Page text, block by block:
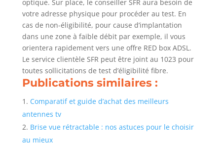
optique. Sur place, le conseiller SFR aura besoin de
votre adresse physique pour procéder au test. En
cas de non-éligibilité, pour cause d’implantation
dans une zone à faible débit par exemple, il vous
orientera rapidement vers une offre RED box ADSL.
Le service clientèle SFR peut être joint au 1023 pour
toutes sollicitations de test d’éligibilité fibre.
Publications similaires :
Comparatif et guide d’achat des meilleurs
antennes tv
Brise vue rétractable : nos astuces pour le choisir
au mieux